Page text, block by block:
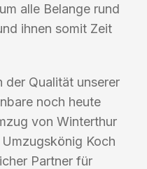
alle Belange rund
ihnen somit Zeit
der Qualität unserer
noch heute
von Winterthur
Koch
Partner für